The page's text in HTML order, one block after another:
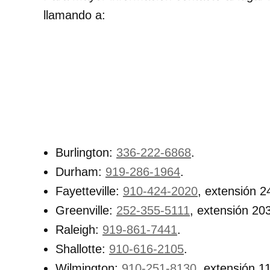
llamando a:
Burlington: 336-222-6868.
Durham: 919-286-1964.
Fayetteville: 910-424-2020, extensión
Greenville: 252-355-5111, extensión
Raleigh: 919-861-7441.
Shallotte: 910-616-2105.